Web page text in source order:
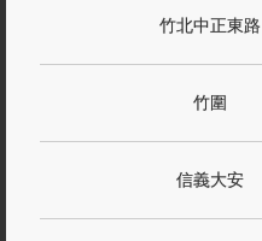
竹北中正東路
竹圍
信義大安